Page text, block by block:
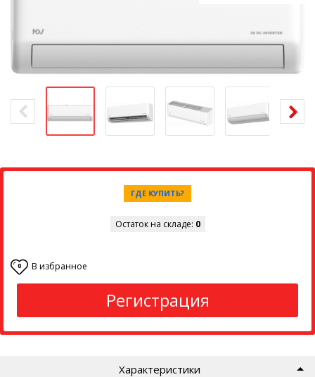
ГДЕ КУПИТЬ?
Остаток на складе: 0
0 В избранное
Регистрация
Характеристики